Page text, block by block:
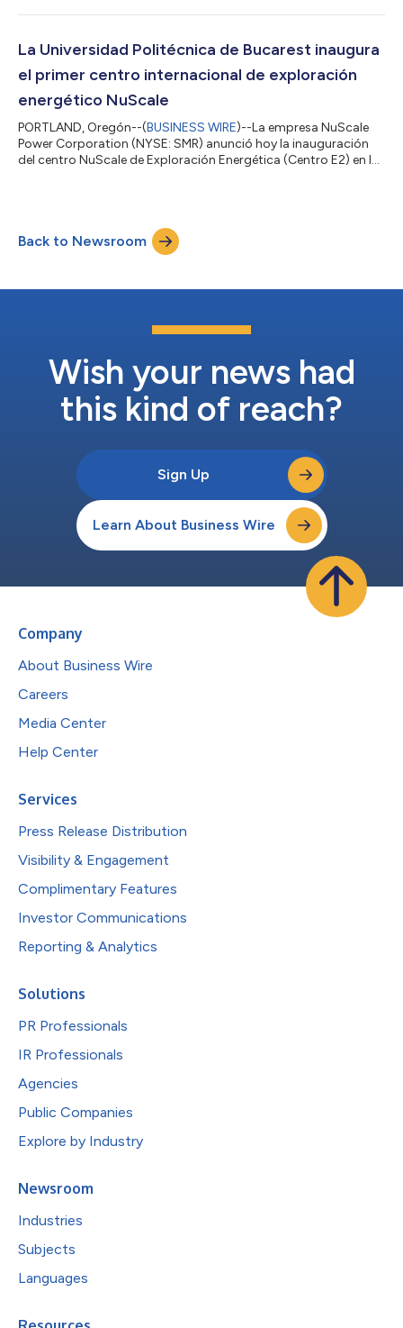
que, en conjunto, producirán casi 2 GW de energía limpia y libre
tecnología NuScale Power Corporation (NuScale) (NYSE: SMR),
La Universidad Politécnica de Bucarest inaugura
el primer centro internacional de exploración
energético NuScale
PORTLAND, Oregón--(BUSINESS WIRE)--La empresa NuScale
Power Corporation (NYSE: SMR) anunció hoy la inauguración
del centro NuScale de Exploración Energética (Centro E2) en la
gobierno asistieron a la inauguración, entre los cuales se
destacaron la Embajadora de los Estados Unidos en Rumania,
Kathleen Kavalec, el Primer Ministr...
Back to Newsroom
Wish your news had
this kind of reach?
Sign Up
Learn About Business Wire
Company
About Business Wire
Careers
Media Center
Help Center
Services
Press Release Distribution
Visibility & Engagement
Complimentary Features
Investor Communications
Reporting & Analytics
Solutions
PR Professionals
IR Professionals
Agencies
Public Companies
Explore by Industry
Newsroom
Industries
Subjects
Languages